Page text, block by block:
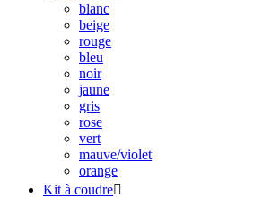
blanc
beige
rouge
bleu
noir
jaune
gris
rose
vert
mauve/violet
orange
Kit à coudre